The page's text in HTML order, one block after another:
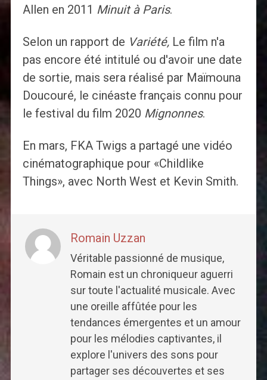
Allen en 2011 Minuit à Paris.
Selon un rapport de Variété,Le film n'a
pas encore été intitulé ou d'avoir une date
de sortie, mais sera réalisé par Maïmouna
Doucouré, le cinéaste français connu pour
le festival du film 2020 Mignonnes.
En mars, FKA Twigs a partagé une vidéo
cinématographique pour «Childlike
Things», avec North West et Kevin Smith.
Romain Uzzan
Véritable passionné de musique,
Romain est un chroniqueur aguerri
sur toute l'actualité musicale. Avec
une oreille affûtée pour les
tendances émergentes et un amour
pour les mélodies captivantes, il
explore l'univers des sons pour
partager ses découvertes et ses